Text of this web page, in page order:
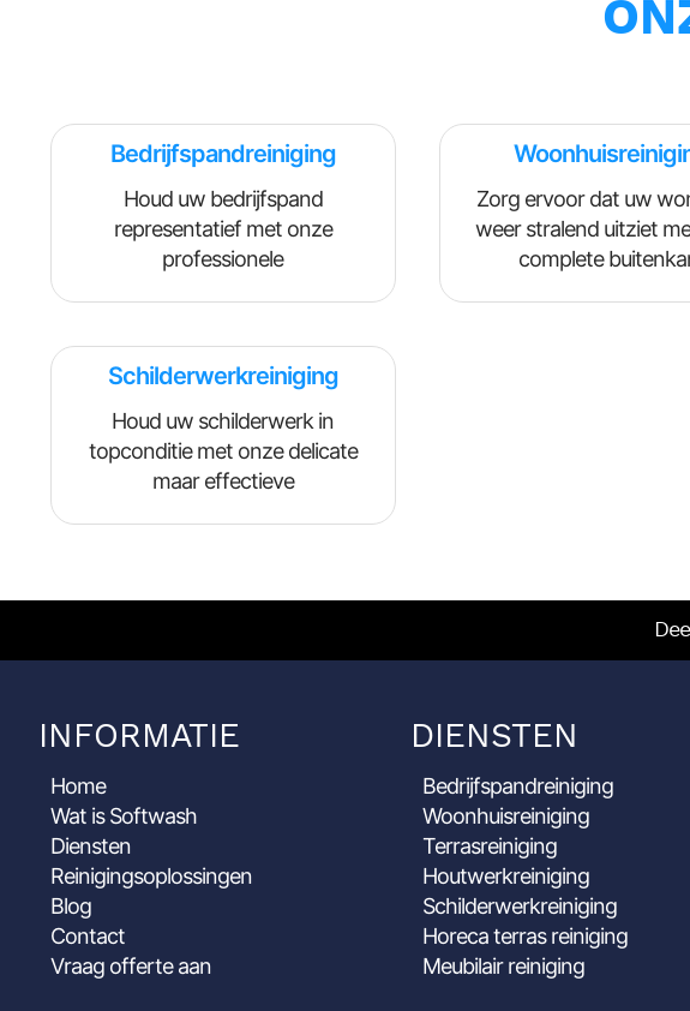
Bedrijfspandreiniging
Houd uw bedrijfspand
representatief met onze
professionele
andere verontreinigingen om
een schone en uitnodigende
werkomgeving te garanderen.
Zorg ervoor dat uw
weer stralend uitziet
complete
Schilderwerkreiniging
Houd uw schilderwerk in
topconditie met onze delicate
maar effectieve
INFORMATIE
Home
Wat is Softwash
Diensten
Reinigingsoplossingen
Blog
Contact
Vraag offerte aan
DIENSTEN
Bedrijfspandreiniging
Woonhuisreiniging
Terrasreiniging
Houtwerkreiniging
Schilderwerkreiniging
Horeca terras reiniging
Meubilair reiniging